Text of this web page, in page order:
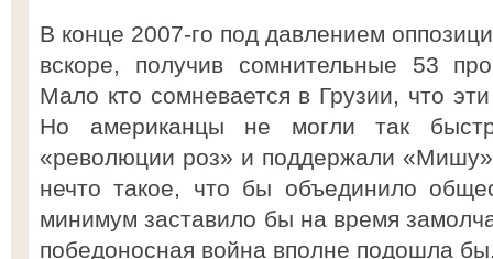
В конце 2007-го под давлением
вскоре, получив сомнительные 53
Мало кто сомневается в Грузии, что
Но американцы не могли так
«революции роз» и поддержали
нечто такое, что бы объединило
минимум заставило бы на время
победоносная война вполне подошла